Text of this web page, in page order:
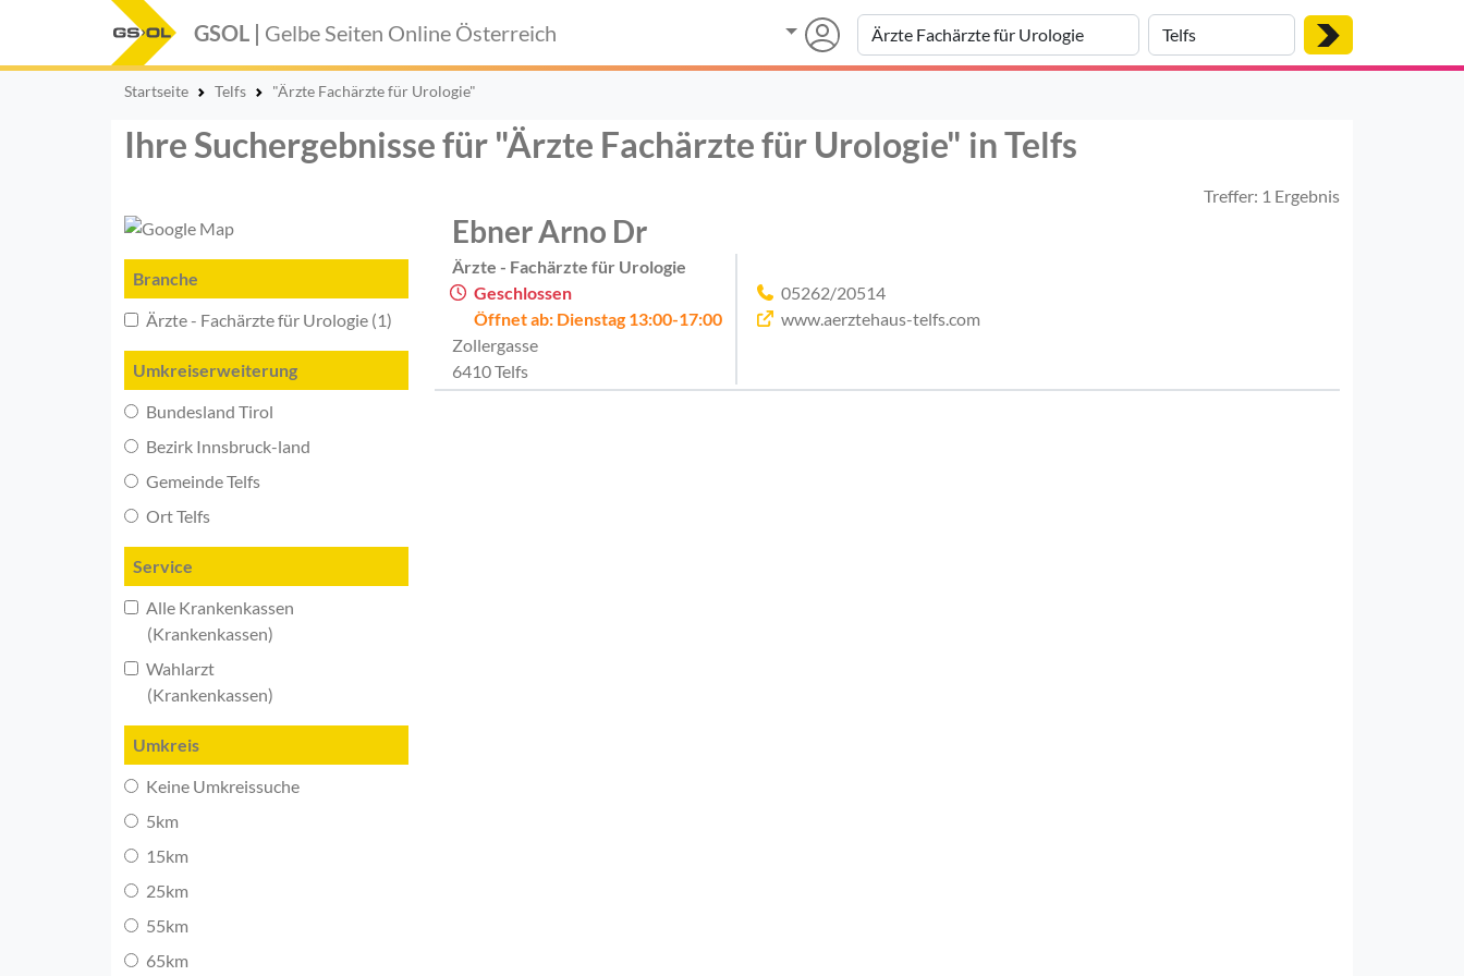
GSOL | Gelbe Seiten Online Österreich
Startseite Telfs "Ärzte Fachärzte für Urologie"
Ihre Suchergebnisse für "Ärzte Fachärzte für Urologie" in Telfs
Treffer: 1 Ergebnis
Branche
Ärzte - Fachärzte für Urologie (1)
Umkreiserweiterung
Bundesland Tirol
Bezirk Innsbruck-land
Gemeinde Telfs
Ort Telfs
Service
Alle Krankenkassen
(Krankenkassen)
Wahlarzt
(Krankenkassen)
Umkreis
Keine Umkreissuche
5km
15km
25km
55km
65km
Ebner Arno Dr
Ärzte - Fachärzte für Urologie
Geschlossen
Öffnet ab: Dienstag 13:00-17:00
Zollergasse
6410 Telfs
05262/20514
www.aerztehaus-telfs.com